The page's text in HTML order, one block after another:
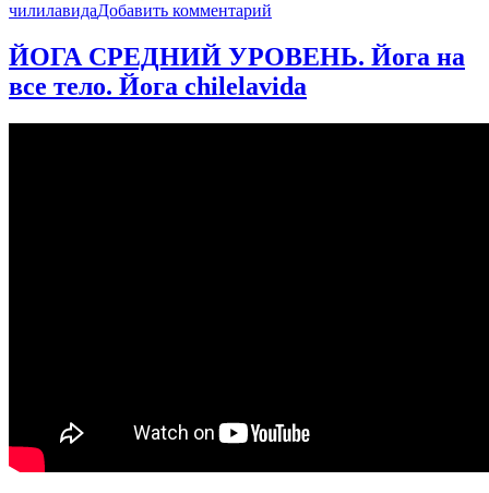
чилилавидаДобавить комментарий
РАЗМИНКА.
Йога
УТРОМ
Йога
ЙОГА СРЕДНИЙ УРОВЕНЬ. Йога на
все тело. Йога chilelavida